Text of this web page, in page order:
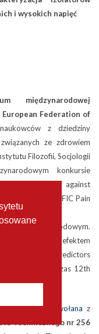
i wysokich napięć
międzynarodowej
Federation of
z dziedziny
ze zdrowiem
Filozofii, Socjologii
konkursie
“Europe against
EFIC Pain
międzynarodowym.
IASP którego efektem
“Personality predictors
patients" podczas 12th
UK).
została powołana z
Technicznego nr 256